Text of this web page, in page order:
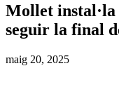
Mollet
seguir la final
maig 20, 2025